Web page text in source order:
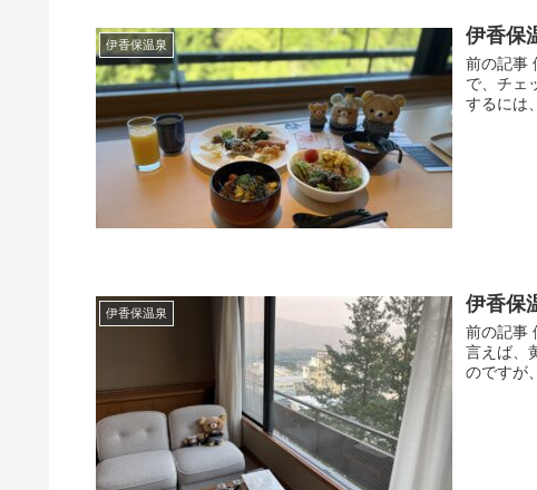
伊香保温泉 伊香保
前の記事
で、チェ
するには
伊香保温泉 伊香保
前の記事
言えば、
のですが